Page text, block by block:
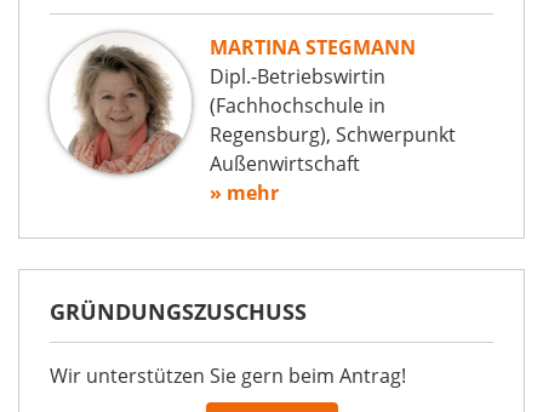
MARTINA STEGMANN
Dipl.-Betriebswirtin
(Fachhochschule in
Regensburg), Schwerpunkt
Außenwirtschaft
» mehr
GRÜNDUNGSZUSCHUSS
Wir unterstützen Sie gern beim Antrag!